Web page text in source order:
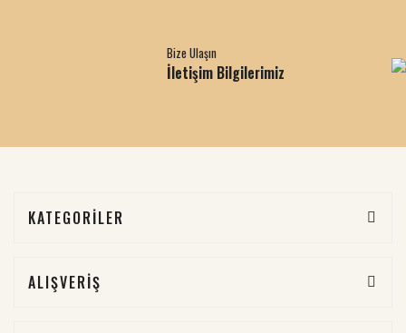
Bize Ulaşın
İletişim Bilgilerimiz
KATEGORİLER
ALIŞVERİŞ